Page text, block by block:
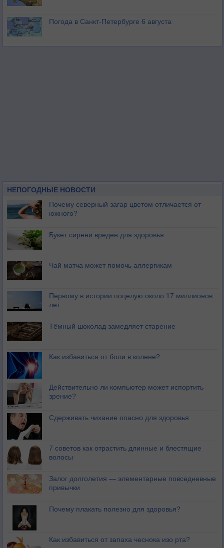
Погода в Санкт-Петербурге 6 августа
НЕПОГОДНЫЕ НОВОСТИ
Почему северный загар цветом отличается от
южного?
Букет сирени вреден для здоровья
Чай матча может помочь аллергикам
Первому в истории поцелую около 17 миллионов
лет
Тёмный шоколад замедляет старение
Как избавиться от боли в колене?
Действительно ли компьютер может испортить
зрение?
Сдерживать чихание опасно для здоровья
7 советов как отрастить длинные и блестящие
волосы
Залог долголетия — элементарные повседневные
привычки
Почему плакать полезно для здоровья?
Как избавиться от запаха чеснока изо рта?